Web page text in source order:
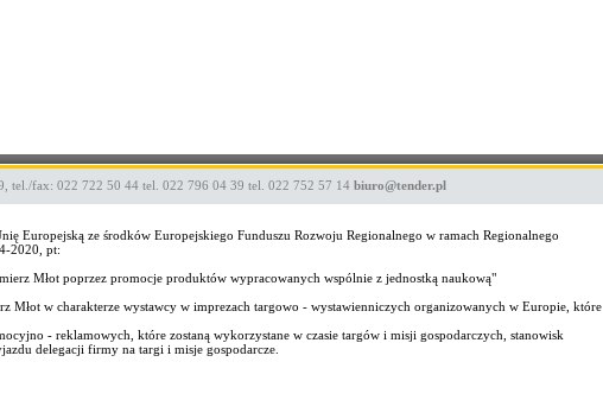
tel./fax: 022 722 50 44 tel. 022 796 04 39 tel. 022 752 57 14 biuro@tender.pl
Europejską ze środków Europejskiego Funduszu Rozwoju Regionalnego w ramach Regionalnego
2020, pt:
Młot poprzez promocje produktów wypracowanych wspólnie z jednostką naukową"
Młot w charakterze wystawcy w imprezach targowo - wystawienniczych organizowanych w Europie, które
- reklamowych, które zostaną wykorzystane w czasie targów i misji gospodarczych, stanowisk
delegacji firmy na targi i misje gospodarcze.